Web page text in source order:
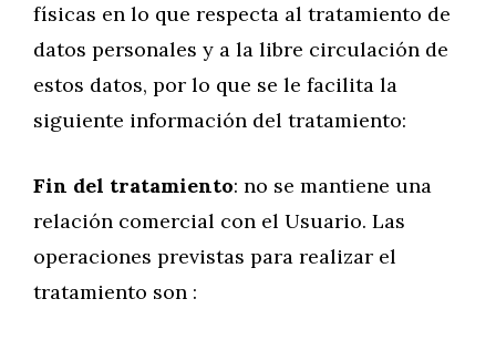
físicas en lo que respecta al tratamiento de
datos personales y a la libre circulación de
estos datos, por lo que se le facilita la
siguiente información del tratamiento:
Fin del tratamiento: no se mantiene una
relación comercial con el Usuario. Las
operaciones previstas para realizar el
tratamiento son :